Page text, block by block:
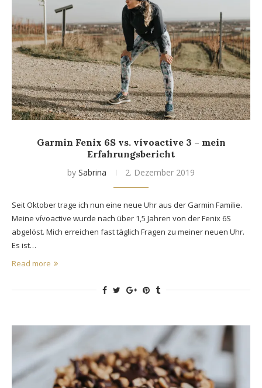
Garmin Fenix 6S vs. vívoactive 3 – mein
Erfahrungsbericht
by Sabrina 2. Dezember 2019
Seit Oktober trage ich nun eine neue Uhr aus der Garmin Familie.
Meine vívoactive wurde nach über 1,5 Jahren von der Fenix 6S
abgelöst. Mich erreichen fast täglich Fragen zu meiner neuen Uhr.
Es ist…
Read more